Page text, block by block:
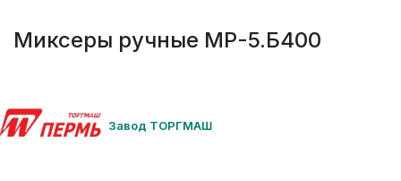
Миксеры ручные МР-5.Б400
Завод ТОРГМАШ